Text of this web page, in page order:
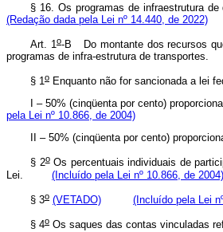
§ 16. Os programas de infraestrutura
(Redação dada pela Lei nº 14.440, de 2022)
Art. 1 o-B Do montante dos recursos
programas de infra-estrutura de
§ 1o Enquanto não for sancionada a lei
I – 50% (cinqüenta por cento)
pela Lei nº 10.866, de 2004)
II – 50% (cinqüenta por cento)
§ 2oOs percentuais individuais de
Lei. (Incluído pela Lei nº 10.866, de 2004)
§ 3o (VETADO) (Incluído pela Lei
§ 4o Os saques das contas vinculadas